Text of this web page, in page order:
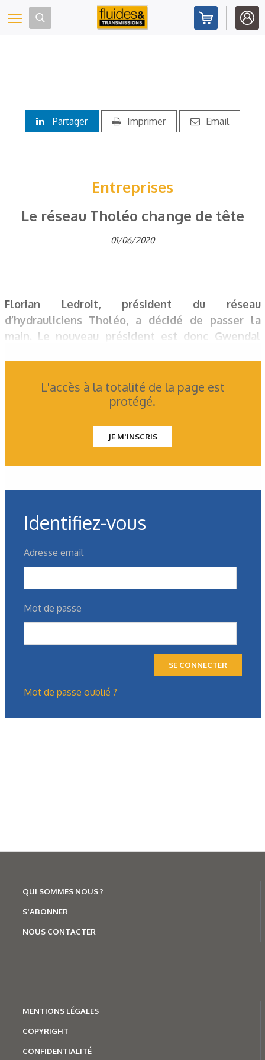
Toggle navigation
Partager Imprimer Email
Entreprises
Le réseau Tholéo change de tête
01/06/2020
Florian Ledroit, président du réseau
d’hydrauliciens Tholéo, a décidé de passer la
main. Le nouveau président est donc Gwendal
L'accès à la totalité de la page est
protégé.
JE M'INSCRIS
Identifiez-vous
Adresse email
Mot de passe
SE CONNECTER
Mot de passe oublié ?
QUI SOMMES NOUS ?
S'ABONNER
NOUS CONTACTER
MENTIONS LÉGALES
COPYRIGHT
CONFIDENTIALITÉ
Panneau de gestion des cookies